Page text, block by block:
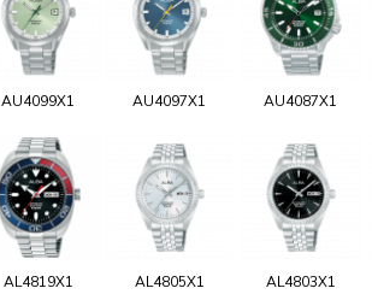
AU4099X1 AU4097X1 AU4087X1
AL4819X1 AL4805X1 AL4803X1